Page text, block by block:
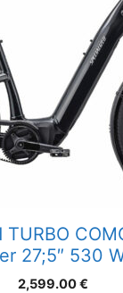
27;5″ 530
2,599.00€